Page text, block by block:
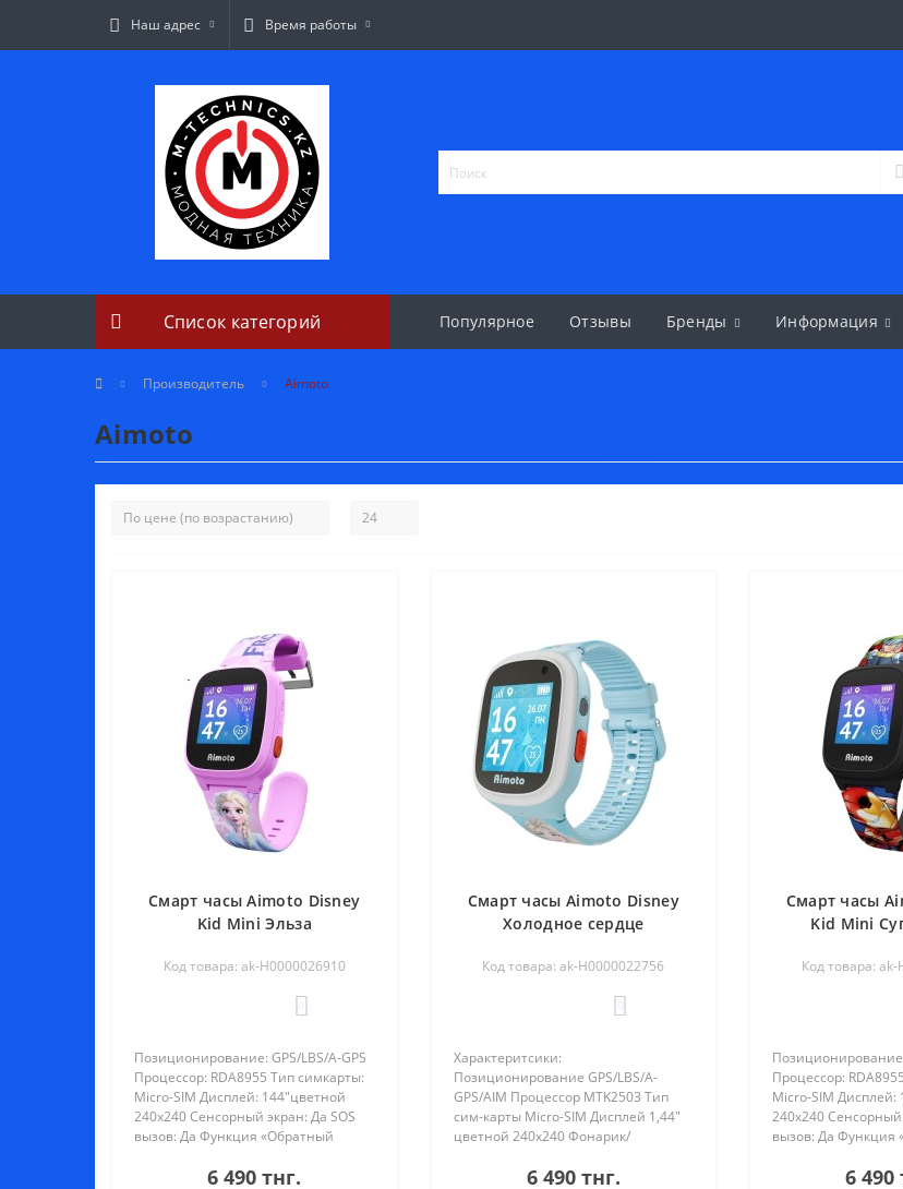
Наш адрес Время работы
Список категорий Популярное Отзывы Бренды Информация
Производитель Aimoto
Aimoto
Смарт часы Aimoto Disney
Kid Mini Эльза
Код товара: ak-Н0000026910
Позиционирование: GPS/LBS/A-GPS
Процессор: RDA8955 Тип симкарты:
Micro-SIM Дисплей: 144"цветной
240х240 Сенсорный экран: Да SOS
вызов: Да Функция «Обратный
функции Дата, время, будильник,
6 490 тнг.
Смарт часы Aimoto Disney
Холодное сердце
Код товара: ak-Н0000022756
Характеритсики:
Позиционирование GPS/LBS/A-
GPS/AIM Процессор MTK2503 Тип
сим-карты Micro-SIM Дисплей 1,44"
цветной 240х240 Фонарик/
lost. Дополнительные функции:
6 490 тнг.
Смарт часы
Kid Mini
Код товара:
Позиционирование:
Процессор:
Micro-SIM Дисплей:
240х240 Сенсорный
вызов: Да Функция
функции Дата,6 490